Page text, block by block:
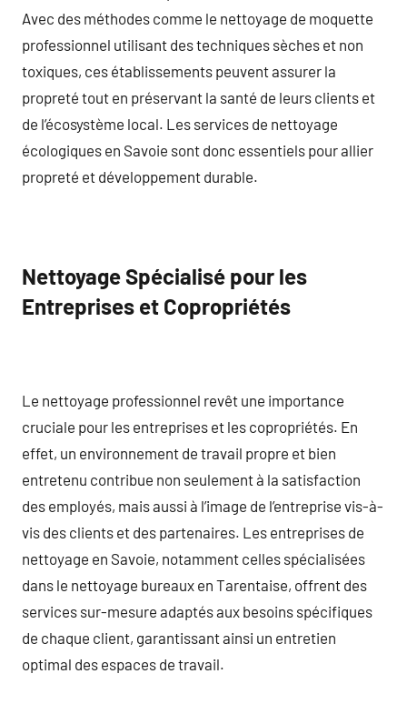
Avec des méthodes comme le nettoyage de moquette
professionnel utilisant des techniques sèches et non
toxiques, ces établissements peuvent assurer la
propreté tout en préservant la santé de leurs clients et
de l’écosystème local. Les services de nettoyage
écologiques en Savoie sont donc essentiels pour allier
propreté et développement durable.
Nettoyage Spécialisé pour les
Entreprises et Copropriétés
Le nettoyage professionnel revêt une importance
cruciale pour les entreprises et les copropriétés. En
effet, un environnement de travail propre et bien
entretenu contribue non seulement à la satisfaction
des employés, mais aussi à l’image de l’entreprise vis-à-
vis des clients et des partenaires. Les entreprises de
nettoyage en Savoie, notamment celles spécialisées
dans le nettoyage bureaux en Tarentaise, offrent des
services sur-mesure adaptés aux besoins spécifiques
de chaque client, garantissant ainsi un entretien
optimal des espaces de travail.